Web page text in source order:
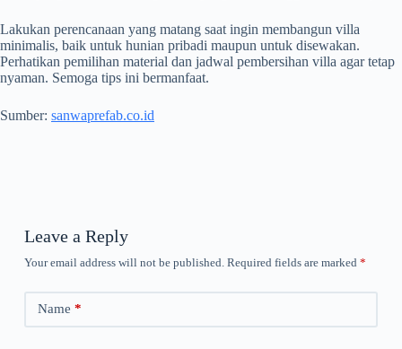
Lakukan perencanaan yang matang saat ingin membangun villa
minimalis, baik untuk hunian pribadi maupun untuk disewakan.
Perhatikan pemilihan material dan jadwal pembersihan villa agar tetap
nyaman. Semoga tips ini bermanfaat.
Sumber: sanwaprefab.co.id
Leave a Reply
Your email address will not be published. Required fields are marked *
Name *